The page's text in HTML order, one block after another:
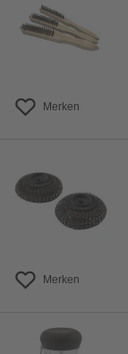
Merken
Merken